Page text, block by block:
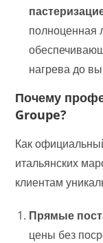
полноценная
нагрева до
Почему
Groupe?
Как
итальянских
клиентам
Прямые
цены без